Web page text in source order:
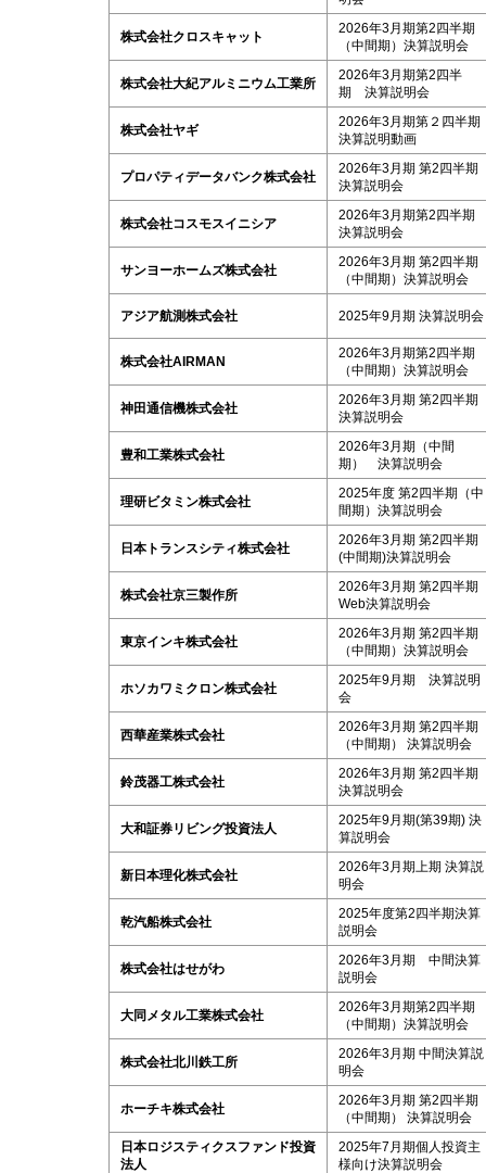
株式会社クロスキャット
2026年3月期第2四半期
（中間期）決算説明会
株式会社大紀アルミニウム工業所
2026年3月期第2四半
期 決算説明会
株式会社ヤギ
2026年3月期第２四半期
決算説明動画
プロパティデータバンク株式会社
2026年3月期 第2四半期
決算説明会
株式会社コスモスイニシア
2026年3月期第2四半期
決算説明会
サンヨーホームズ株式会社
2026年3月期 第2四半期
（中間期）決算説明会
アジア航測株式会社 2025年9月期 決算説明会
株式会社AIRMAN
2026年3月期第2四半期
（中間期）決算説明会
神田通信機株式会社
2026年3月期 第2四半期
決算説明会
豊和工業株式会社
2026年3月期（中間
期） 決算説明会
理研ビタミン株式会社
2025年度 第2四半期（中
間期）決算説明会
日本トランスシティ株式会社
2026年3月期 第2四半期
(中間期)決算説明会
株式会社京三製作所
2026年3月期 第2四半期
Web決算説明会
東京インキ株式会社
2026年3月期 第2四半期
（中間期）決算説明会
ホソカワミクロン株式会社
2025年9月期 決算説明
会
西華産業株式会社
2026年3月期 第2四半期
（中間期） 決算説明会
鈴茂器工株式会社
2026年3月期 第2四半期
決算説明会
大和証券リビング投資法人
2025年9月期(第39期) 決
算説明会
新日本理化株式会社
2026年3月期上期 決算説
明会
乾汽船株式会社
2025年度第2四半期決算
説明会
株式会社はせがわ
2026年3月期 中間決算
説明会
大同メタル工業株式会社
2026年3月期第2四半期
（中間期）決算説明会
株式会社北川鉄工所
2026年3月期 中間決算説
明会
ホーチキ株式会社
2026年3月期 第2四半期
（中間期） 決算説明会
日本ロジスティクスファンド投資
法人
2025年7月期個人投資主
様向け決算説明会